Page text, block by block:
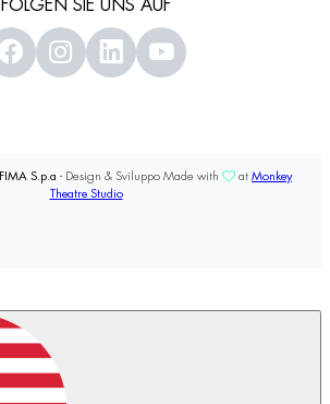
FOLGEN SIE UNS AUF
FIMA S.p.a - Design & Sviluppo Made with at Monkey
Theatre Studio